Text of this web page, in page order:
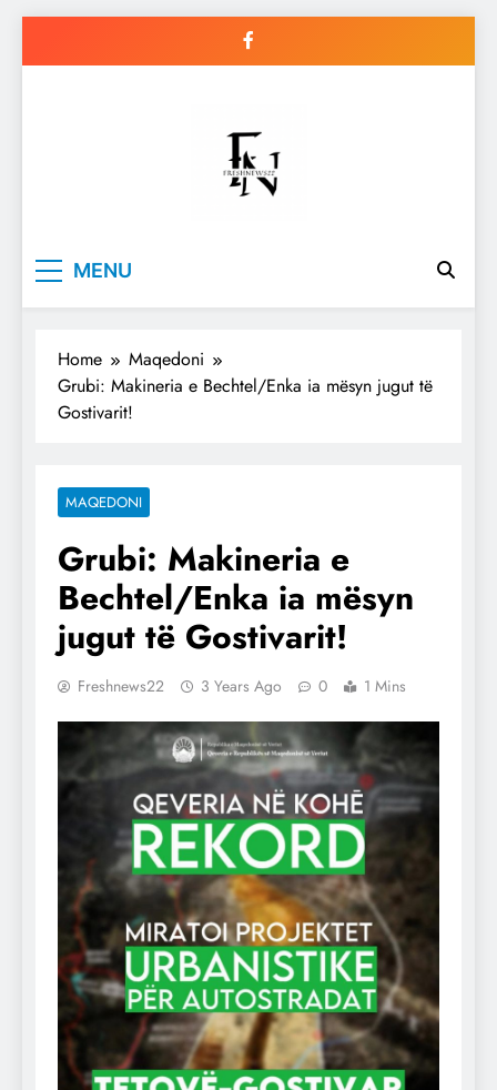
MENU
Home
Maqedoni
Grubi: Makineria e Bechtel/Enka ia mësyn jugut të
Gostivarit!
MAQEDONI
Grubi: Makineria e
Bechtel/Enka ia mësyn
jugut të Gostivarit!
Freshnews22 3 Years Ago 0 1 Mins